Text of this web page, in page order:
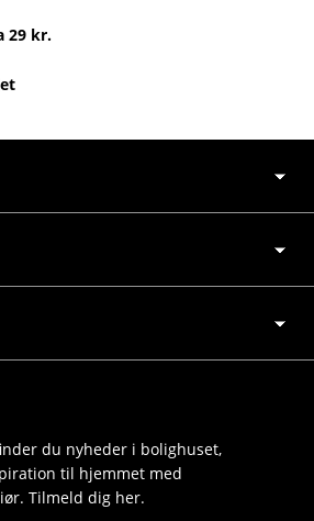
29 kr.
du nyheder i bolighuset,
til hjemmet med
Tilmeld dig her.